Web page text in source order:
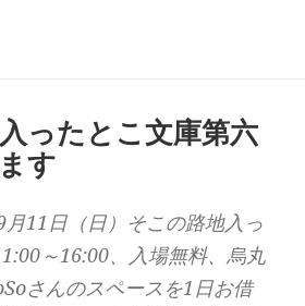
ったとこ文庫第六
す
月11日（日）そこの路地入っ
～16:00、入場無料、烏丸
さんのスペースを1日お借